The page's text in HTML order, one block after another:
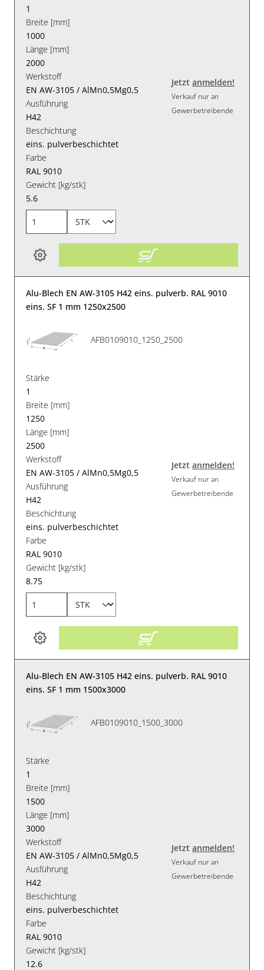
1
Breite [mm]
1000
Länge [mm]
2000
Werkstoff
EN AW-3105 / AlMn0,5Mg0,5
Ausführung
H42
Beschichtung
eins. pulverbeschichtet
Farbe
RAL 9010
Gewicht [kg/stk]
5.6
Jetztanmelden!
Verkauf nur an
Gewerbetreibende
Alu-Blech EN AW-3105 H42 eins. pulverb. RAL 9010
eins. SF 1 mm 1250x2500
AFB0109010_1250_2500
Stärke
1
Breite [mm]
1250
Länge [mm]
2500
Werkstoff
EN AW-3105 / AlMn0,5Mg0,5
Ausführung
H42
Beschichtung
eins. pulverbeschichtet
Farbe
RAL 9010
Gewicht [kg/stk]
8.75
Jetztanmelden!
Verkauf nur an
Gewerbetreibende
Alu-Blech EN AW-3105 H42 eins. pulverb. RAL 9010
eins. SF 1 mm 1500x3000
AFB0109010_1500_3000
Stärke
1
Breite [mm]
1500
Länge [mm]
3000
Werkstoff
EN AW-3105 / AlMn0,5Mg0,5
Ausführung
H42
Beschichtung
eins. pulverbeschichtet
Farbe
RAL 9010
Gewicht [kg/stk]
12.6
Jetztanmelden!
Verkauf nur an
Gewerbetreibende